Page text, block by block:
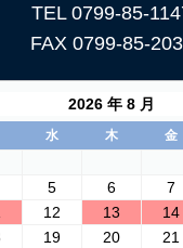
塗ってくれい」がリニュー
土壁を塗る方法
や土壁）が部分的に剥が
え｜失敗しない下地処理
TEL 0799-85-
FAX 0799-85-
2026 年 8 月
水 木 金
5 6 7
12 13 14
19 20 21